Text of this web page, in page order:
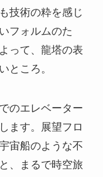
技術の粋を感じ
フォルムのた
って、龍塔の表
ところ。
のエレベーター
ます。展望フロ
宙船のような不
、まるで時空旅